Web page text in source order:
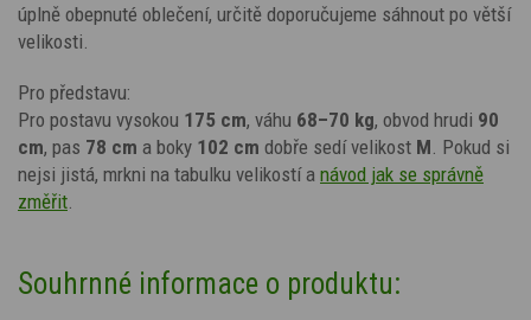
úplně obepnuté oblečení, určitě doporučujeme sáhnout po větší
velikosti.
Pro představu:
Pro postavu vysokou 175 cm, váhu 68–70 kg, obvod hrudi 90
cm, pas 78 cm a boky 102 cm dobře sedí velikost M . Pokud si
nejsi jistá, mrkni na tabulku velikostí a návod jak se správně
změřit
Souhrnné informace o produktu: